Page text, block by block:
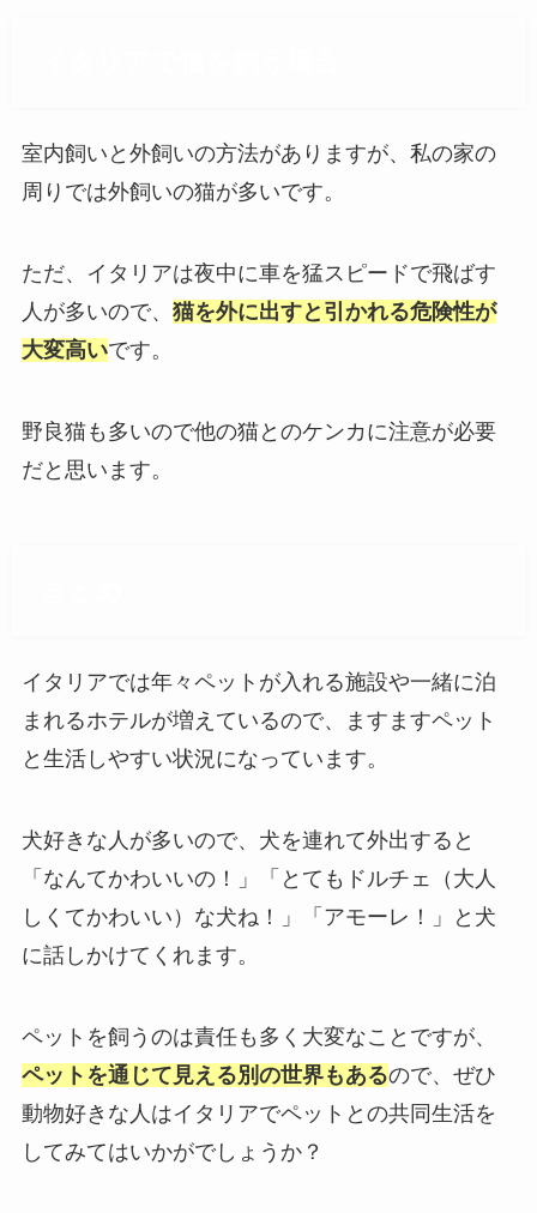
室内飼いと外飼いの方法がありますが、私の家の
周りでは外飼いの猫が多いです。
ただ、イタリアは夜中に車を猛スピードで飛ばす
人が多いので、 猫を外に出すと引かれる危険性が
大変高いです。
野良猫も多いので他の猫とのケンカに注意が必要
だと思います。
イタリアでは年々ペットが入れる施設や一緒に泊
まれるホテルが増えているので、ますますペット
と生活しやすい状況になっています。
犬好きな人が多いので、犬を連れて外出すると
「なんてかわいいの！」「とてもドルチェ（大人
しくてかわいい）な犬ね！」「アモーレ！」と犬
に話しかけてくれます。
ペットを飼うのは責任も多く大変なことですが、
ペットを通じて見える別の世界もあるので、ぜひ
動物好きな人はイタリアでペットとの共同生活を
してみてはいかがでしょうか？